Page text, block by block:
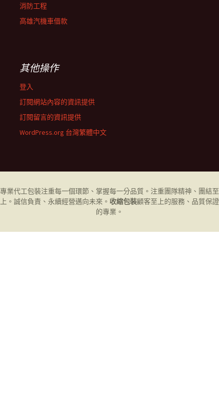
消防工程
高雄汽機車借款
其他操作
登入
訂閱網站內容的資訊提供
訂閱留言的資訊提供
WordPress.org 台灣繁體中文
專業代工包裝注重每一個環節、掌握每一分品質。注重團隊精神、團結至
上。誠信負責、永續經營邁向未來。 收縮包裝顧客至上的服務、品質保證
的專業。